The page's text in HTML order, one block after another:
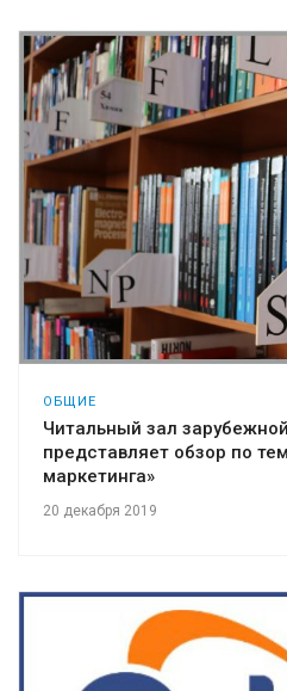
ОБЩИЕ
Читальный зал
представляет обзор по
маркетинга»
20 декабря 2019